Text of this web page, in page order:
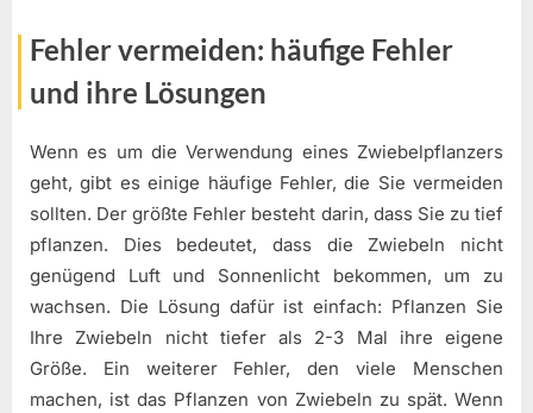
Fehler vermeiden: häufige Fehler
und ihre Lösungen
Wenn es um die Verwendung eines Zwiebelpflanzers
geht, gibt es einige häufige Fehler, die Sie vermeiden
sollten. Der größte Fehler besteht darin, dass Sie zu tief
pflanzen. Dies bedeutet, dass die Zwiebeln nicht
genügend Luft und Sonnenlicht bekommen, um zu
wachsen. Die Lösung dafür ist einfach: Pflanzen Sie
Ihre Zwiebeln nicht tiefer als 2-3 Mal ihre eigene
Größe. Ein weiterer Fehler, den viele Menschen
machen, ist das Pflanzen von Zwiebeln zu spät. Wenn